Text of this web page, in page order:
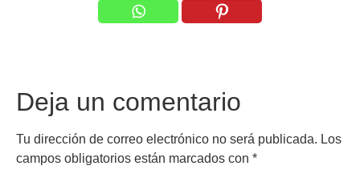
Deja un comentario
Tu dirección de correo electrónico no será publicada. Los
campos obligatorios están marcados con *